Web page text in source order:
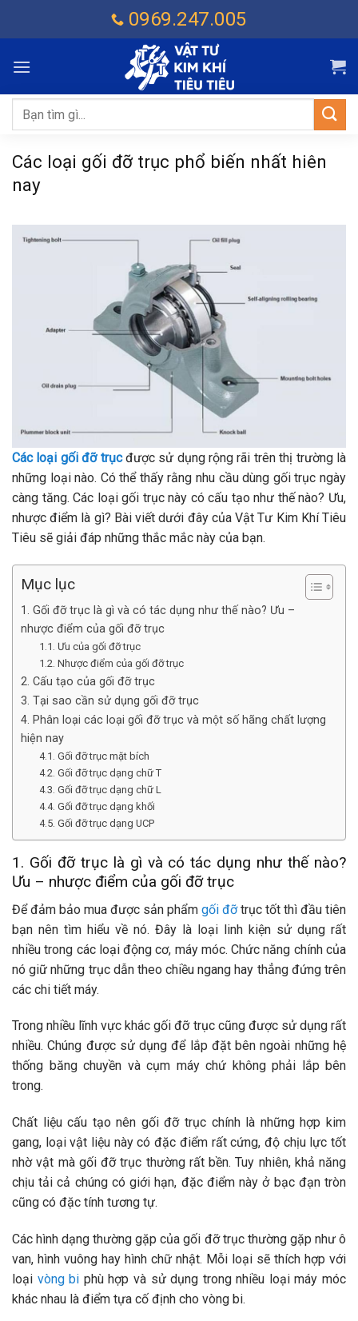
dung
0969.247.005
Tìm
kiếm:
Các loại gối đỡ trục phổ biến nhất hiên
nay
Các loại gối đỡ trụcđược sử dụng rộng rãi trên thị trường là
những loại nào. Có thể thấy rằng nhu cầu dùng gối trục ngày
càng tăng. Các loại gối trục này có cấu tạo như thế nào? Ưu,
nhược điểm là gì? Bài viết dưới đây của Vật Tư Kim Khí Tiêu
Tiêu sẽ giải đáp những thắc mắc này của bạn.
Mục lục
1. Gối đỡ trục là gì và có tác dụng như thế nào? Ưu –
nhược điểm của gối đỡ trục
1.1. Ưu của gối đỡ trục
1.2. Nhược điểm của gối đỡ trục
2. Cấu tạo của gối đỡ trục
3. Tại sao cần sử dụng gối đỡ trục
4. Phân loại các loại gối đỡ trục và một số hãng chất lượng
hiện nay
4.1. Gối đỡ trục mặt bích
4.2. Gối đỡ trục dạng chữ T
4.3. Gối đỡ trục dạng chữ L
4.4. Gối đỡ trục dạng khối
4.5. Gối đỡ trục dạng UCP
1. Gối đỡ trục là gì và có tác dụng như thế nào?
Ưu – nhược điểm của gối đỡ trục
Để đảm bảo mua được sản phẩm gối đỡtrục tốt thì đầu tiên
bạn nên tìm hiểu về nó. Đây là loại linh kiện sử dụng rất
nhiều trong các loại động cơ, máy móc. Chức năng chính của
nó giữ những trục dẫn theo chiều ngang hay thẳng đứng trên
các chi tiết máy.
Trong nhiều lĩnh vực khác gối đỡ trục cũng được sử dụng rất
nhiều. Chúng được sử dụng để lắp đặt bên ngoài những hệ
thống băng chuyền và cụm máy chứ không phải lắp bên
trong.
Chất liệu cấu tạo nên gối đỡ trục chính là những hợp kim
gang, loại vật liệu này có đặc điểm rất cứng, độ chịu lực tốt
nhờ vật mà gối đỡ trục thường rất bền. Tuy nhiên, khả năng
chịu tải cả chúng có giới hạn, đặc điểm này ở bạc đạn tròn
cũng có đặc tính tương tự.
Các hình dạng thường gặp của gối đỡ trục thường gặp như ô
van, hình vuông hay hình chữ nhật. Mỗi loại sẽ thích hợp với
loại vòng bi phù hợp và sử dụng trong nhiều loại máy móc
khác nhau là điểm tựa cố định cho vòng bi.